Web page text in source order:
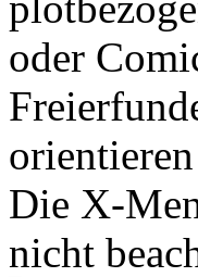
oder
Die X-
nicht